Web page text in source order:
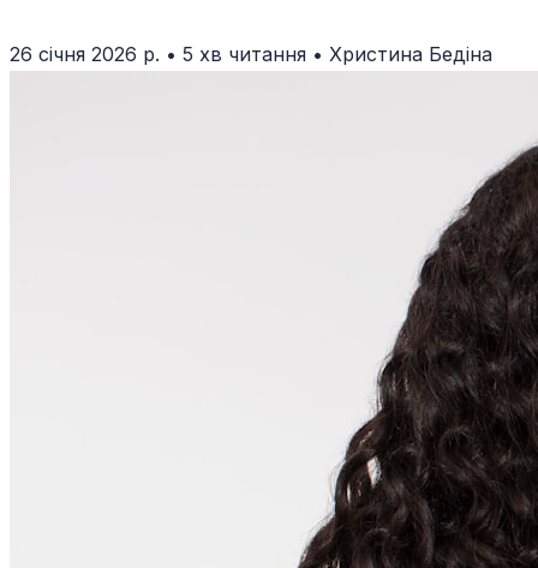
26 січня 2026 р. • 5 хв читання • Христина Бедіна